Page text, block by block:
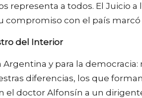
representa a todos. El Juicio
compromiso con el país marcó
del Interior
Argentina y para la
diferencias, los que
el doctor Alfonsín a un